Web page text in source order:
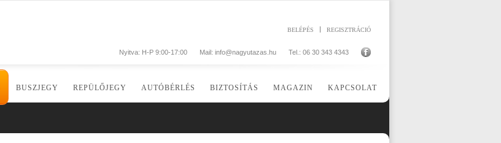
REGISZTRÁCIÓ
BELÉPÉS
Tel.: 06 30 343 4343
Mail: info@nagyutazas.hu
Nyitva: H-P 9:00-17:00
BUSZJEGY REPÜLŐJEGY AUTÓBÉRLÉS BIZTOSÍTÁS MAGAZIN KAPCSOLAT